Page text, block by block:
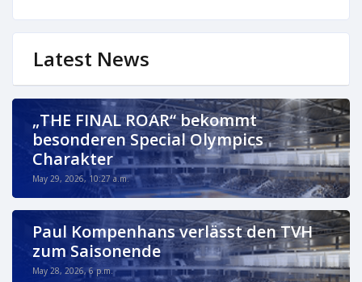
Latest News
„THE FINAL ROAR“ bekommt
besonderen Special Olympics
Charakter
May 29, 2026, 10:27 a.m.
Paul Kompenhans verlässt den TVH
zum Saisonende
May 28, 2026, 6 p.m.